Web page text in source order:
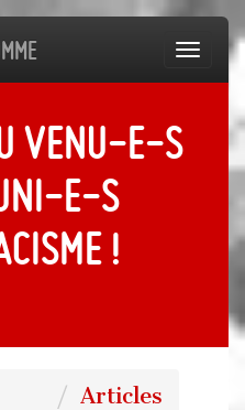
venu-e-s
e-s
!
Articles